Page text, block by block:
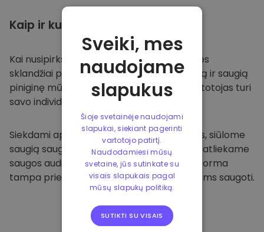
Kaip ir kur
Kai nusipirksite Kriptomat platformoje
, mes
sklandžiai pervesime valiutą į jūsų specialią ir saugią
piniginę mūsų platformoje. Kiekvienas vartotojas turi
savo individualią piniginę.
Siekdami apsaugoti savo klientus ir jų lėšas, siūlome
saugią saugyklą neprisijungus ir reguliariai atliekame
saugos auditus. Dėl šio požiūrio mūsų platforma
tampa prieglobsčiu ir kitoms kriptovaliutoms saugoti.
Sveiki, mes
naudojame
slapukus
Šioje svetainėje naudojami
slapukai, siekiant pagerinti
vartotojo patirtį.
Naudodamiesi mūsų
svetaine, jūs sutinkate su
visais slapukais pagal
mūsų slapukų politiką.
SUTIKTI SU VISAIS